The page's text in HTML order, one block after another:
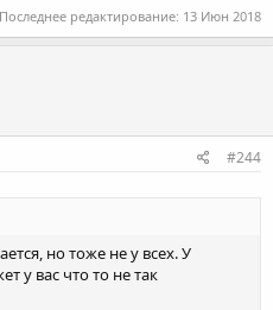
Последнее редактирование: 13 Июн 2018
#244
но тоже не у всех. У
у вас что то не так